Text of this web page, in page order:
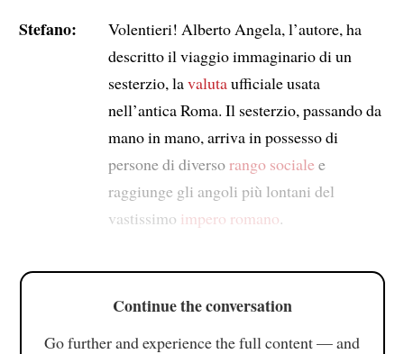
Stefano:
Volentieri! Alberto Angela, l’autore, ha
descritto il viaggio immaginario di un
sesterzio, lavalutaufficiale usata
nell’antica Roma. Il sesterzio, passando da
mano in mano, arriva in possesso di
persone di diverso rango socialee
raggiunge gli angoli più lontani del
vastissimo impero romano.
Continue the conversation
Go further and experience the full content — and